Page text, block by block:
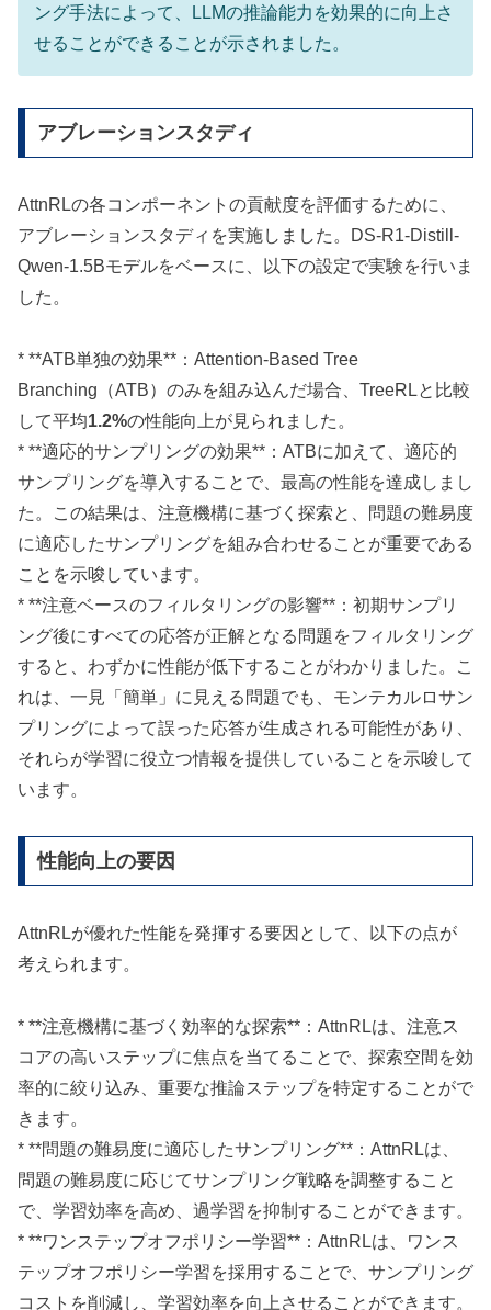
ング手法によって、LLMの推論能力を効果的に向上さ
せることができることが示されました。
アブレーションスタディ
AttnRLの各コンポーネントの貢献度を評価するために、
アブレーションスタディを実施しました。DS-R1-Distill-
Qwen-1.5Bモデルをベースに、以下の設定で実験を行いま
した。
* **ATB単独の効果**：Attention-Based Tree
Branching（ATB）のみを組み込んだ場合、TreeRLと比較
して平均1.2%の性能向上が見られました。
* **適応的サンプリングの効果**：ATBに加えて、適応的
サンプリングを導入することで、最高の性能を達成しまし
た。この結果は、注意機構に基づく探索と、問題の難易度
に適応したサンプリングを組み合わせることが重要である
ことを示唆しています。
* **注意ベースのフィルタリングの影響**：初期サンプリ
ング後にすべての応答が正解となる問題をフィルタリング
すると、わずかに性能が低下することがわかりました。こ
れは、一見「簡単」に見える問題でも、モンテカルロサン
プリングによって誤った応答が生成される可能性があり、
それらが学習に役立つ情報を提供していることを示唆して
います。
性能向上の要因
AttnRLが優れた性能を発揮する要因として、以下の点が
考えられます。
* **注意機構に基づく効率的な探索**：AttnRLは、注意ス
コアの高いステップに焦点を当てることで、探索空間を効
率的に絞り込み、重要な推論ステップを特定することがで
きます。
* **問題の難易度に適応したサンプリング**：AttnRLは、
問題の難易度に応じてサンプリング戦略を調整すること
で、学習効率を高め、過学習を抑制することができます。
* **ワンステップオフポリシー学習**：AttnRLは、ワンス
テップオフポリシー学習を採用することで、サンプリング
コストを削減し、学習効率を向上させることができます。